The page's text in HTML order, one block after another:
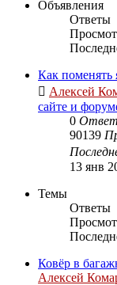
Объявления
Ответы
Как поменять
Алексей
сайте и
0
90139
13 янв
Темы
Ответы
Ковёр в
Алексей